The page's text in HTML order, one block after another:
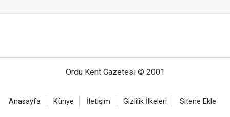
Ordu Kent Gazetesi © 2001
Anasayfa Künye İletişim Gizlilik İlkeleri Sitene Ekle